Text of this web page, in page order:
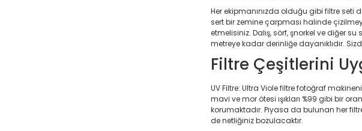
Her ekipmanınızda olduğu gibi filtre
sert bir zemine çarpması halinde
etmelisiniz. Dalış, sörf, şnorkel ve diğer
metreye kadar derinliğe dayanıklıdır.
Filtre Çeşitlerini
UV Filtre: Ultra Viole filtre fotoğraf
mavi ve mor ötesi ışıkları %99 gibi bir
korumaktadır. Piyasa da bulunan her
de netliğiniz bozulacaktır.